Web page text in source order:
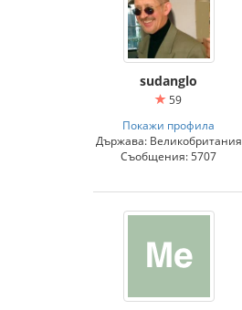
sudanglo
59
Покажи профила
Държава: Великобритания
Съобщения: 5707